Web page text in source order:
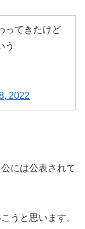
ってきたけど
う
2022
には公表されて
うと思います。